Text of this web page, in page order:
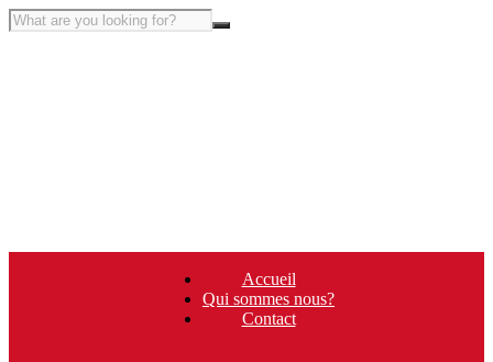
Accueil
Qui sommes nous?
Contact